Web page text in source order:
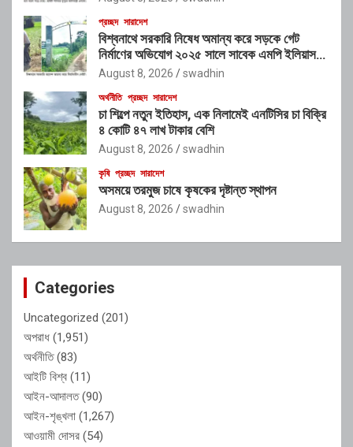
প্রচ্ছদ সারাদেশ
বিশ্বনাথে সরকারি নিষেধ অমান্য করে সড়কে গেট
নির্মাণের অভিযোগ ২০২৫ সালে সাবেক এমপি ইলিয়াস
আলীর নামে নামফলক স্থাপনের অভিযোগ
August 8, 2026 swadhin
অর্থনীতি প্রচ্ছদ সারাদেশ
চা শিল্পে নতুন ইতিহাস, এক নিলামেই এনটিসির চা বিক্রি
৪ কোটি ৪৭ লাখ টাকার বেশি
August 8, 2026 swadhin
কৃষি প্রচ্ছদ সারাদেশ
অসময়ে তরমুজ চাষে কৃষকের দৃষ্টান্ত স্থাপন
August 8, 2026 swadhin
Categories
Uncategorized (201)
অপরাধ (1,951)
অর্থনীতি(83)
আইটি বিশ্ব (11)
আইন-আদালত(90)
আইন-শৃঙ্খলা (1,267)
আওয়ামী দোসর (54)